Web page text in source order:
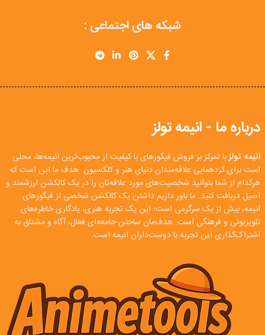
شبکه های اجتماعی :
درباره ما - انیمه تولز
انیمه تولزبا تمرکز بر فروش فیگورهای با کیفیت از محبوب‌ترین انیمه‌ها، محلی
است برای گردهمایی علاقه‌مندان دنیای هنر و کلکسیون. هدف ما این است که
هرکدام از شما بتوانید شخصیت‌های مورد علاقه‌تان را در یک کالکشن ارزشمند و
اصیل دریافت کنید. ما باور داریم داشتن یک کالکشن شخصی از فیگورهای
انیمه، بیش از یک سرگرمی است؛ این یک تجربه هنری، یادگاری خاطره‌های
تلویزیونی و فرهنگی است. هدف‌مان ساختن جامعه‌ای فعال، آگاه و مشتاق به
اشتراک‌گذاری این تجربه با دوست‌داران انیمه است.